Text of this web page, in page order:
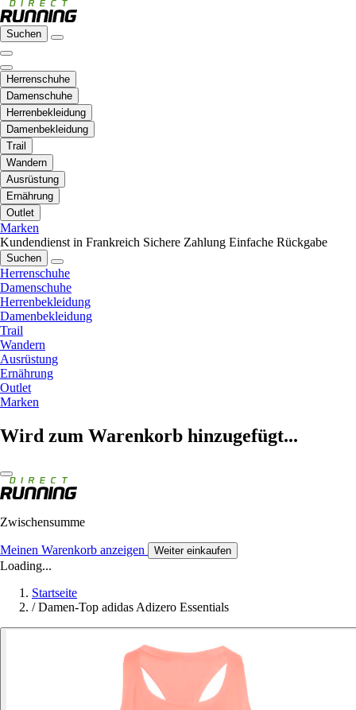
Suchen
Herrenschuhe
Damenschuhe
Herrenbekleidung
Damenbekleidung
Trail
Wandern
Ausrüstung
Ernährung
Outlet
Marken
Kundendienst in Frankreich Sichere Zahlung Einfache Rückgabe
Suchen
Herrenschuhe
Damenschuhe
Herrenbekleidung
Damenbekleidung
Trail
Wandern
Ausrüstung
Ernährung
Outlet
Marken
Wird zum Warenkorb hinzugefügt...
Zwischensumme
Meinen Warenkorb anzeigen Weiter einkaufen
Loading...
Startseite
/ Damen-Top adidas Adizero Essentials